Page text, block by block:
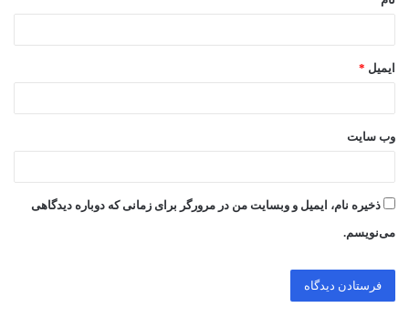
ایمیل *
وب‌ سایت
ذخیره نام، ایمیل و وبسایت من در مرورگر برای زمانی که دوباره دیدگاهی
می‌نویسم.